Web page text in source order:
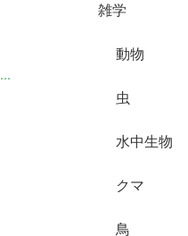
雑学
動物
虫
水中生物
クマ
鳥